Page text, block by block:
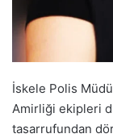
İskele Polis
Amirliği ekipleri
tasarrufundan